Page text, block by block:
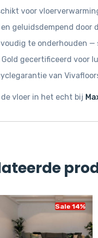
voor
geluidsdempend door
te onderhouden
Gold gecertificeerd voor
van
de vloer in het echt bij
Sale 14%